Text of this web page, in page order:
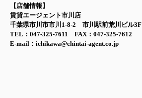
【店舗情報】
賃貸エージェント市川店
千葉県市川市市川1-8-2 市川駅前荒川ビル3F
TEL：047-325-7611 FAX：047-325-7612
E-mail：ichikawa@chintai-agent.co.jp